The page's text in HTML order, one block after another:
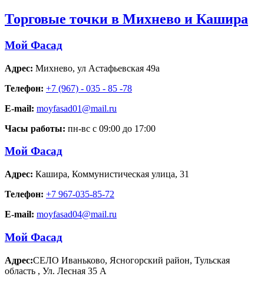
Торговые точки в Михнево и Кашира
Мой Фасад
Адрес: Михнево, ул Астафьевская 49а
Телефон: +7 (967) - 035 - 85 -78
E-mail: moyfasad01@mail.ru
Часы работы: пн-вс с 09:00 до 17:00
Мой Фасад
Адрес: Кашира, Коммунистическая улица, 31
Телефон: +7 967-035-85-72
E-mail: moyfasad04@mail.ru
Мой Фасад
Адрес:СЕЛО Иваньково, Ясногорский район, Тульская
область , Ул. Лесная 35 А